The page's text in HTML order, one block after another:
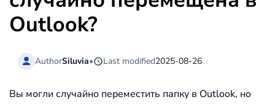
Outlook?
AuthorSiluvia• Last modified2025-08-26
Вы могли случайно переместить папку в Outlook, но